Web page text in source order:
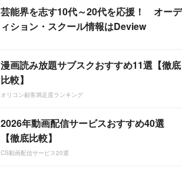
芸能界を志す10代～20代を応援！ オーデ
ィション・スクール情報はDeview
漫画読み放題サブスクおすすめ11選【徹底
比較】
オリコン顧客満足度ランキング
2026年動画配信サービスおすすめ40選
【徹底比較】
CS動画配信サービス20選